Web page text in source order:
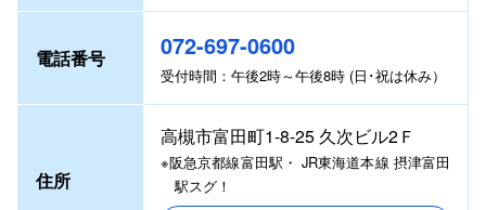
電話番号 072-697-0600
受付時間：午後2時～午後8時 (日･祝は休み）
住所
高槻市富田町1-8-25 久次ビル2Ｆ
※阪急京都線富田駅・ JR東海道本線 摂津富田
駅スグ！